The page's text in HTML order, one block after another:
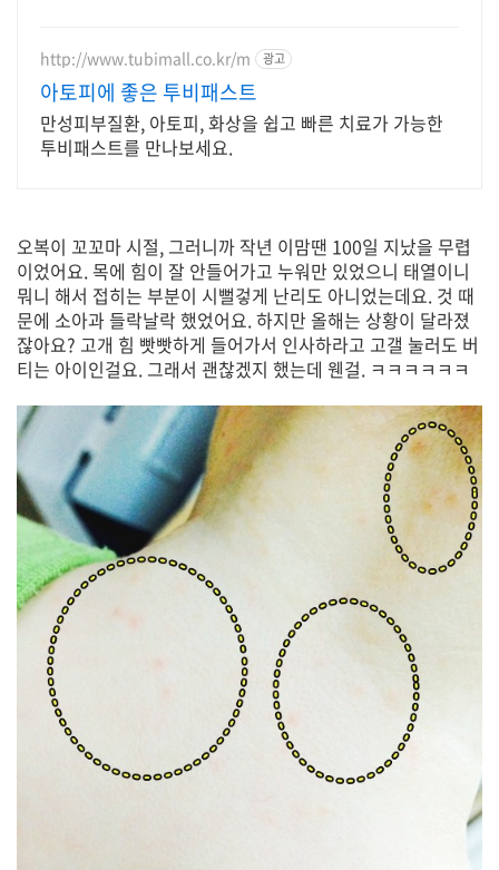
http://www.tubimall.co.kr/m 광고
아토피에 좋은 투비패스트
만성피부질환, 아토피, 화상을 쉽고 빠른 치료가 가능한
투비패스트를 만나보세요.
오복이 꼬꼬마 시절, 그러니까 작년 이맘땐 100일 지났을 무렵
이었어요. 목에 힘이 잘 안들어가고 누워만 있었으니 태열이니
뭐니 해서 접히는 부분이 시뻘겋게 난리도 아니었는데요. 것 때
문에 소아과 들락날락 했었어요. 하지만 올해는 상황이 달라졌
잖아요? 고개 힘 빳빳하게 들어가서 인사하라고 고갤 눌러도 버
티는 아이인걸요. 그래서 괜찮겠지 했는데 웬걸. ㅋㅋㅋㅋㅋㅋ